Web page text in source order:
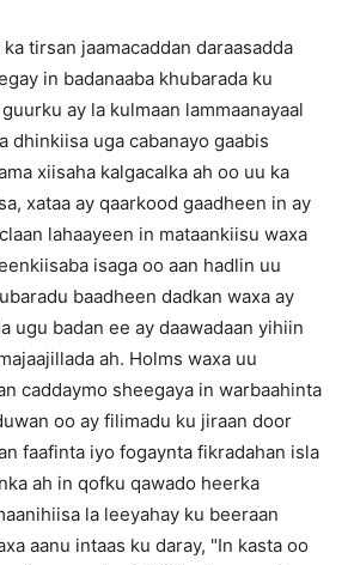
tirsan jaamacaddan daraasadda
in badanaaba khubarada ku
ay la kulmaan lammaanayaal
dhinkiisa uga cabanayo gaabis
xiisaha kalgacalka ah oo uu ka
xataa ay qaarkood gaadheen in ay
lahaayeen in mataankiisu waxa
isaga oo aan hadlin uu
baadheen dadkan waxa ay
ugu badan ee ay daawadaan yihiin
ah. Holms waxa uu
caddaymo sheegaya in warbaahinta
oo ay filimadu ku jiraan door
faafinta iyo fogaynta fikradahan isla
ah in qofku qawado heerka
la leeyahay ku beeraan
aanu intaas ku daray, "In kasta oo